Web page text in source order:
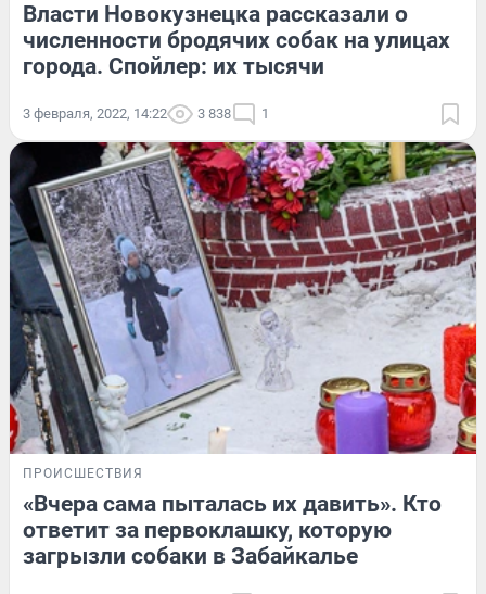
Власти Новокузнецка рассказали о
численности бродячих собак на улицах
города. Спойлер: их тысячи
3 февраля, 2022, 14:22 3 838 1
ПРОИСШЕСТВИЯ
«Вчера сама пыталась их давить». Кто
ответит за первоклашку, которую
загрызли собаки в Забайкалье